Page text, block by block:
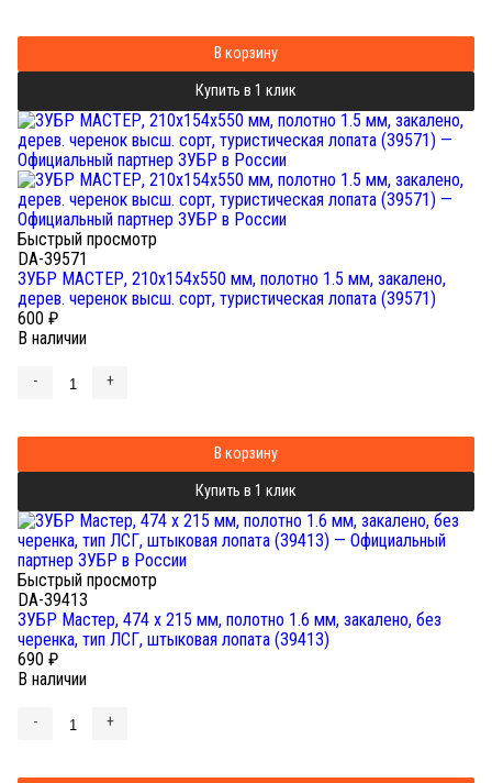
В корзину
Купить в 1 клик
Быстрый просмотр
DA-39571
ЗУБР МАСТЕР, 210х154х550 мм, полотно 1.5 мм, закалено,
дерев. черенок высш. сорт, туристическая лопата (39571)
600 ₽
В наличии
- +
В корзину
Купить в 1 клик
Быстрый просмотр
DA-39413
ЗУБР Мастер, 474 х 215 мм, полотно 1.6 мм, закалено, без
черенка, тип ЛСГ, штыковая лопата (39413)
690 ₽
В наличии
- +